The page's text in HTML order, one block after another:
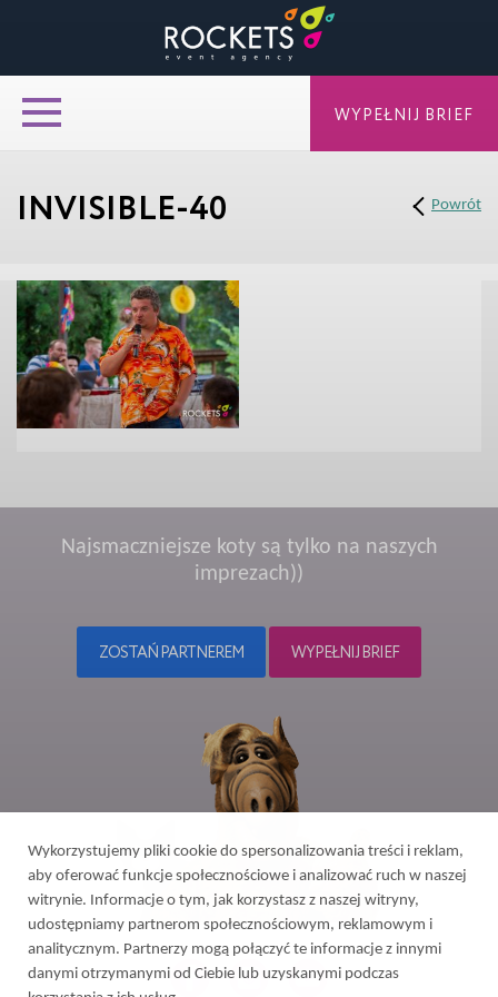
INVISIBLE-40 Powrót
Najsmaczniejsze koty są tylko na naszych
imprezach))
ZOSTAŃ PARTNEREM WYPEŁNIJ BRIEF
WYPEŁNIJ BRIEF
Wykorzystujemy pliki cookie do spersonalizowania treści i reklam,
aby oferować funkcje społecznościowe i analizować ruch w naszej
witrynie. Informacje o tym, jak korzystasz z naszej witryny,
udostępniamy partnerom społecznościowym, reklamowym i
analitycznym. Partnerzy mogą połączyć te informacje z innymi
danymi otrzymanymi od Ciebie lub uzyskanymi podczas